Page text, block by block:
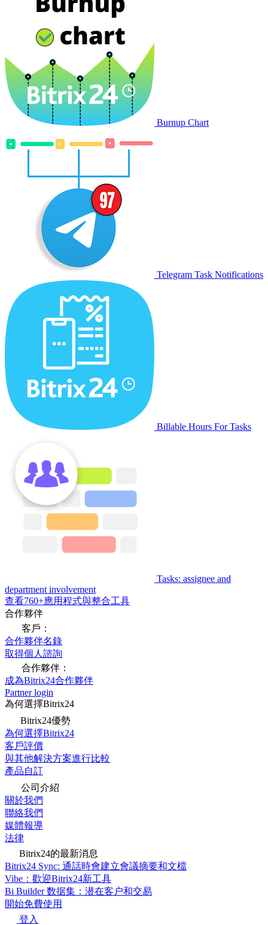
Burnup Chart
Telegram Task Notifications
Billable Hours For Tasks
Tasks: assignee and
department involvement
查看760+應用程式與整合工具
合作夥伴
客戶：
合作夥伴名錄
取得個人諮詢
合作夥伴：
成為Bitrix24合作夥伴
Partner login
為何選擇Bitrix24
Bitrix24優勢
為何選擇Bitrix24
客戶評價
與其他解決方案進行比較
產品自訂
公司介紹
關於我們
聯絡我們
媒體報導
法律
Bitrix24的最新消息
Bitrix24 Sync: 通話時會建立會議摘要和文檔
Vibe：歡迎Bitrix24新工具
Bi Builder 数据集：潜在客户和交易
開始免費使用
登入